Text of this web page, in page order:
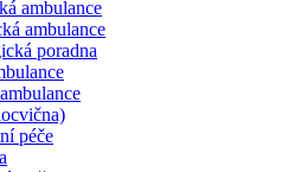
ambulance
ambulance
poradna
péče